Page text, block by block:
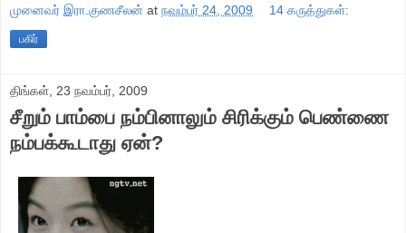
முனைவர் இரா.குணசீலன் at நவம்பர் 24, 2009 14 கருத்துகள்:
பகிர்
திங்கள், 23 நவம்பர், 2009
சீறும் பாம்பை நம்பினாலும் சிரிக்கும் பெண்ணை
நம்பக்கூடாது ஏன்?